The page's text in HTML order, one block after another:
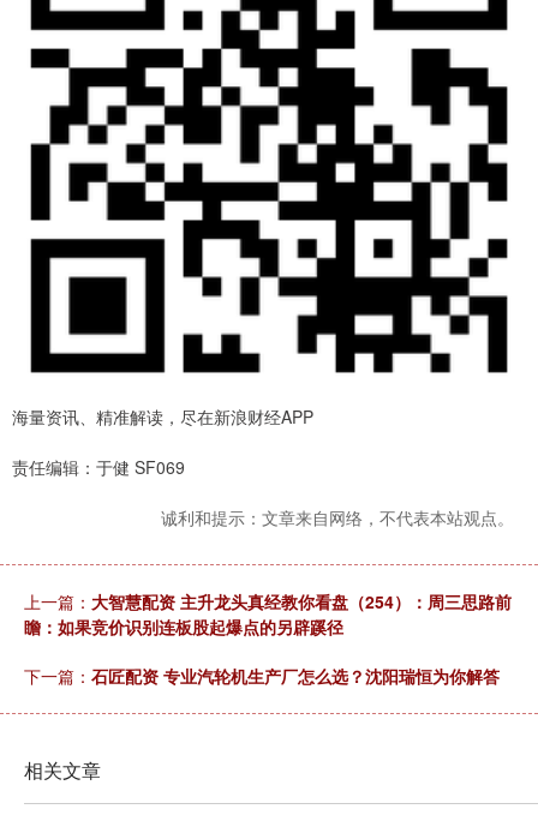
海量资讯、精准解读，尽在新浪财经APP
责任编辑：于健 SF069
诚利和提示：文章来自网络，不代表本站观点。
上一篇： 大智慧配资 主升龙头真经教你看盘（254）：周三思路前
瞻：如果竞价识别连板股起爆点的另辟蹊径
下一篇： 石匠配资 专业汽轮机生产厂怎么选？沈阳瑞恒为你解答
相关文章